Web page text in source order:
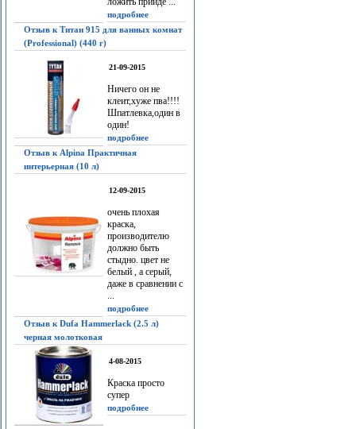
подробнее
Отзыв к Титан 915 для ванных комнат
(Professional) (440 г)
21-09-2015
Ничего он не
клеит,хуже пва!!!!
Шпатлевка,один в
один!
подробнее
Отзыв к Alpina Практичная
интерьерная (10 л)
12-09-2015
очень плохая
краска,
производителю
должно быть
стыдно. цвет не
белый , а серый,
даже в сравнении с
...
подробнее
Отзыв к Dufa Hammerlack (2.5 л)
черная молотковая
4-08-2015
Краска просто
супер
подробнее